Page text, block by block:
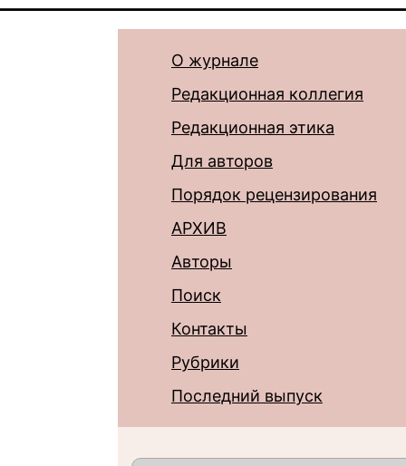
О журнале
Редакционная коллегия
Редакционная этика
Для авторов
Порядок рецензирования
АРХИВ
Авторы
Поиск
Контакты
Рубрики
Последний выпуск